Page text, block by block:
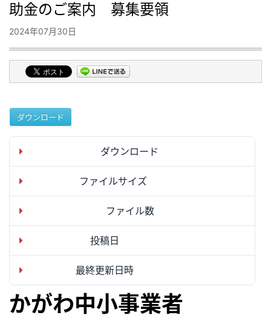
助金のご案内 募集要領
2024年07月30日
ダウンロード
ダウンロード
ファイルサイズ
ファイル数
投稿日
最終更新日時
かがわ中小事業者